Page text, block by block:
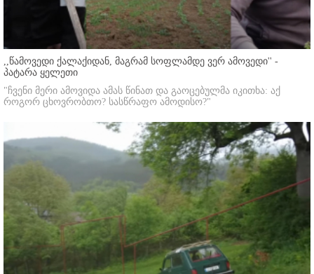
,,წამოვედი ქალაქიდან, მაგრამ სოფლამდე ვერ ამოვედი'' -
პატარა ყელეთი
"ჩვენი მერი ამოვიდა ამას წინათ და გაოცებულმა იკითხა: აქ
როგორ ცხოვრობთო? სასწრაფო ამოდისო?"